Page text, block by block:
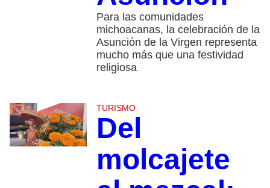
Para las comunidades
michoacanas, la celebración de la
Asunción de la Virgen representa
mucho más que una festividad
religiosa
TURISMO
Del
molcajete